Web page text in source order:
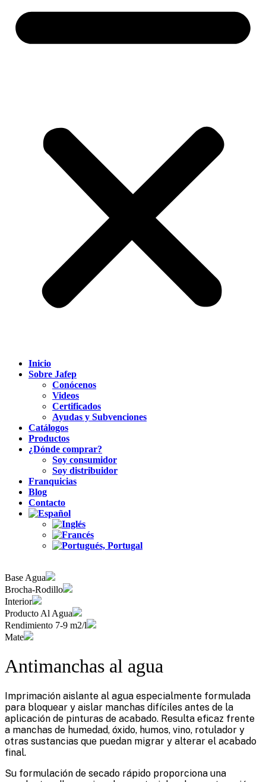
Inicio
Sobre Jafep
Conócenos
Videos
Certificados
Ayudas y Subvenciones
Catálogos
Productos
¿Dónde comprar?
Soy consumidor
Soy distribuidor
Franquicias
Blog
Contacto
Base Agua
Brocha-Rodillo
Interior
Producto Al Agua
Rendimiento 7-9 m2/l
Mate
Antimanchas al agua
Imprimación aislante al agua especialmente formulada
para bloquear y aislar manchas difíciles antes de la
aplicación de pinturas de acabado. Resulta eficaz frente
a manchas de humedad, óxido, humos, vino, rotulador y
otras sustancias que puedan migrar y alterar el acabado
final.
Su formulación de secado rápido proporciona una